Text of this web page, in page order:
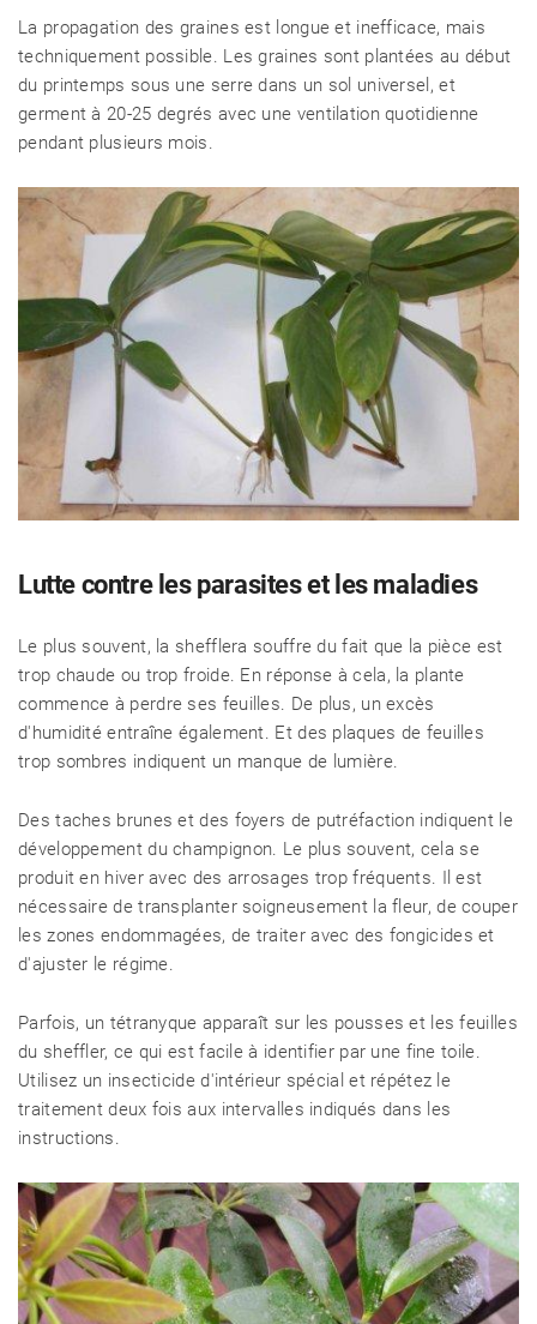
La propagation des graines est longue et inefficace, mais
techniquement possible. Les graines sont plantées au début
du printemps sous une serre dans un sol universel, et
germent à 20-25 degrés avec une ventilation quotidienne
pendant plusieurs mois.
Lutte contre les parasites et les maladies
Le plus souvent, la shefflera souffre du fait que la pièce est
trop chaude ou trop froide. En réponse à cela, la plante
commence à perdre ses feuilles. De plus, un excès
d'humidité entraîne également. Et des plaques de feuilles
trop sombres indiquent un manque de lumière.
Des taches brunes et des foyers de putréfaction indiquent le
développement du champignon. Le plus souvent, cela se
produit en hiver avec des arrosages trop fréquents. Il est
nécessaire de transplanter soigneusement la fleur, de couper
les zones endommagées, de traiter avec des fongicides et
d'ajuster le régime.
Parfois, un tétranyque apparaît sur les pousses et les feuilles
du sheffler, ce qui est facile à identifier par une fine toile.
Utilisez un insecticide d'intérieur spécial et répétez le
traitement deux fois aux intervalles indiqués dans les
instructions.